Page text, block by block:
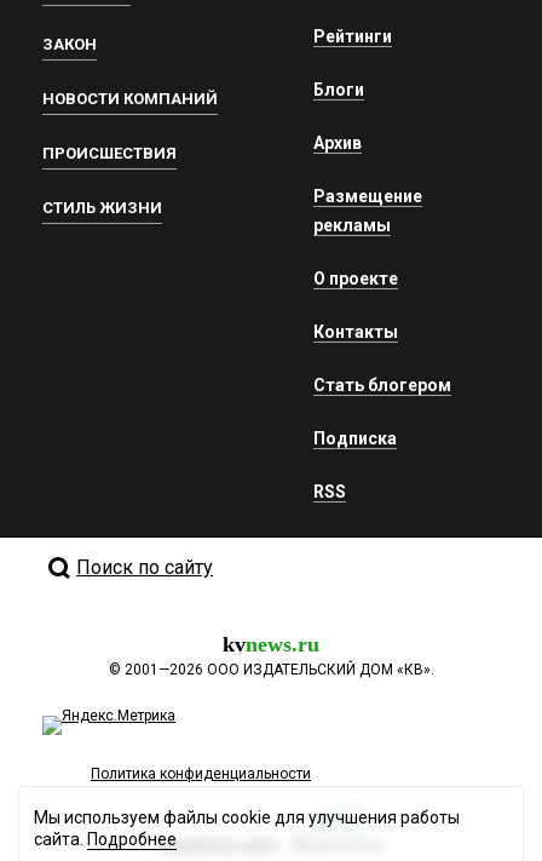
ЗАКОН
НОВОСТИ КОМПАНИЙ
ПРОИСШЕСТВИЯ
СТИЛЬ ЖИЗНИ
Рейтинги
Блоги
Архив
Размещение
рекламы
О проекте
Контакты
Стать блогером
Подписка
RSS
Поиск по сайту
kvnews.ru
© 2001—2026 ООО ИЗДАТЕЛЬСКИЙ ДОМ «КВ».
Политика конфиденциальности
Разработка сайта
Мы используем файлы cookie для улучшения работы
сайта. Подробнее